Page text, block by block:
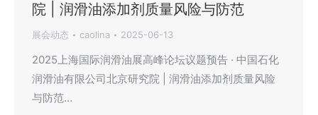
院 | 润滑油添加剂质量风险与防范
展会动态 caolina 2025-06-13
2025上海国际润滑油展高峰论坛议题预告 · 中国石化
润滑油有限公司北京研究院 | 润滑油添加剂质量风险
与防范…